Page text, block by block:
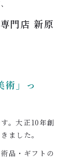
門店新原
術」っ
。大正10年創
ました。
品・ギフトの